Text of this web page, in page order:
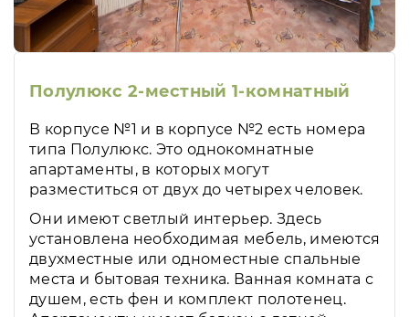
Полулюкс 2-местный 1-комнатный
В корпусе №1 и в корпусе №2 есть номера
типа Полулюкс. Это однокомнатные
апартаменты, в которых могут
разместиться от двух до четырех человек.
Они имеют светлый интерьер. Здесь
установлена необходимая мебель, имеются
двухместные или одноместные спальные
места и бытовая техника. Ванная комната с
душем, есть фен и комплект полотенец.